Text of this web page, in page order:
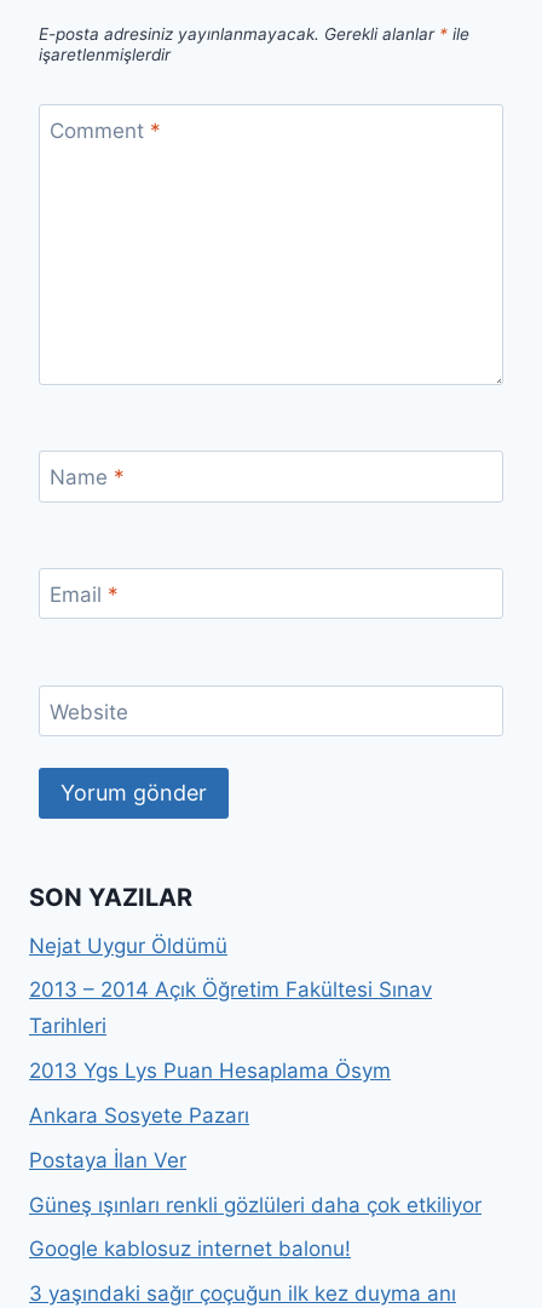
E-posta adresiniz yayınlanmayacak. Gerekli alanlar * ile
işaretlenmişlerdir
Comment *
Name *
Email *
Website
SON YAZILAR
Nejat Uygur Öldümü
2013 – 2014 Açık Öğretim Fakültesi Sınav
Tarihleri
2013 Ygs Lys Puan Hesaplama Ösym
Ankara Sosyete Pazarı
Postaya İlan Ver
Güneş ışınları renkli gözlüleri daha çok etkiliyor
Google kablosuz internet balonu!
3 yaşındaki sağır çoçuğun ilk kez duyma anı